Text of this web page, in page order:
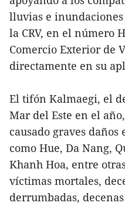
lluvias e
la CRV, en el número
Comercio Exterior de
directamente en su
El tifón Kalmaegi, el
Mar del Este en el
causado graves
como Hue, Da Nang,
Khanh Hoa, entre
víctimas mortales,
derrumbadas,